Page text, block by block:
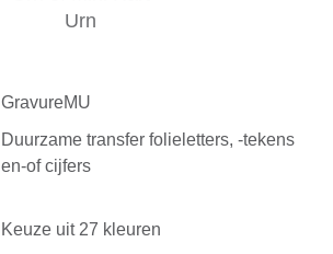
GravureMU
Duurzame transfer folieletters, -tekens
en-of cijfers
Keuze uit 27 kleuren